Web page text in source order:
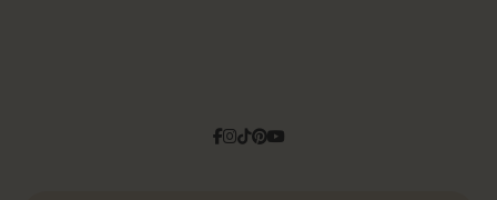
Facebook
Instagram
Tiktok
Pinterest
YouTube